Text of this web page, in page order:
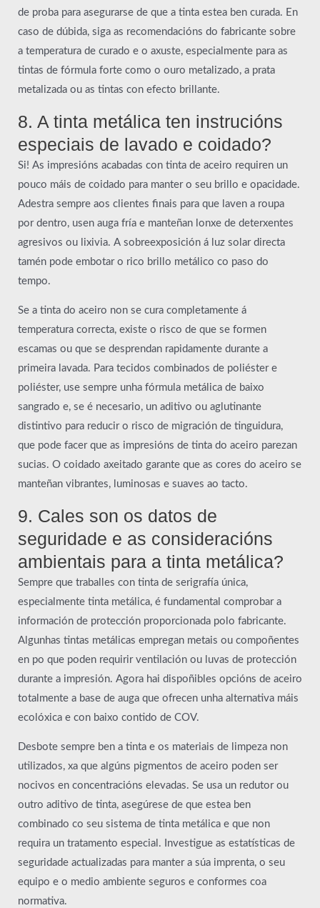
de proba para asegurarse de que a tinta estea ben curada. En
caso de dúbida, siga as recomendacións do fabricante sobre
a temperatura de curado e o axuste, especialmente para as
tintas de fórmula forte como o ouro metalizado, a prata
metalizada ou as tintas con efecto brillante.
8. A tinta metálica ten instrucións
especiais de lavado e coidado?
Si! As impresións acabadas con tinta de aceiro requiren un
pouco máis de coidado para manter o seu brillo e opacidade.
Adestra sempre aos clientes finais para que laven a roupa
por dentro, usen auga fría e manteñan lonxe de deterxentes
agresivos ou lixivia. A sobreexposición á luz solar directa
tamén pode embotar o rico brillo metálico co paso do
tempo.
Se a tinta do aceiro non se cura completamente á
temperatura correcta, existe o risco de que se formen
escamas ou que se desprendan rapidamente durante a
primeira lavada. Para tecidos combinados de poliéster e
poliéster, use sempre unha fórmula metálica de baixo
sangrado e, se é necesario, un aditivo ou aglutinante
distintivo para reducir o risco de migración de tinguidura,
que pode facer que as impresións de tinta do aceiro parezan
sucias. O coidado axeitado garante que as cores do aceiro se
manteñan vibrantes, luminosas e suaves ao tacto.
9. Cales son os datos de
seguridade e as consideracións
ambientais para a tinta metálica?
Sempre que traballes con tinta de serigrafía única,
especialmente tinta metálica, é fundamental comprobar a
información de protección proporcionada polo fabricante.
Algunhas tintas metálicas empregan metais ou compoñentes
en po que poden requirir ventilación ou luvas de protección
durante a impresión. Agora hai dispoñibles opcións de aceiro
totalmente a base de auga que ofrecen unha alternativa máis
ecolóxica e con baixo contido de COV.
Desbote sempre ben a tinta e os materiais de limpeza non
utilizados, xa que algúns pigmentos de aceiro poden ser
nocivos en concentracións elevadas. Se usa un redutor ou
outro aditivo de tinta, asegúrese de que estea ben
combinado co seu sistema de tinta metálica e que non
requira un tratamento especial. Investigue as estatísticas de
seguridade actualizadas para manter a súa imprenta, o seu
equipo e o medio ambiente seguros e conformes coa
normativa.